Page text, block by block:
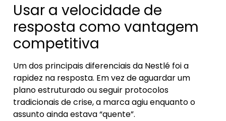
Usar a velocidade de
resposta como vantagem
competitiva
Um dos principais diferenciais da Nestlé foi a
rapidez na resposta. Em vez de aguardar um
plano estruturado ou seguir protocolos
tradicionais de crise, a marca agiu enquanto o
assunto ainda estava “quente”.